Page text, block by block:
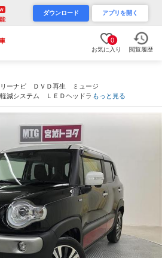
ダウンロード アプリを開く
0
お気に入り 閲覧履歴
ーナビ ＤＶＤ再生 ミュージ
減システム ＬＥＤヘッドラン
アイドリングストップ（宮城
もっと見る